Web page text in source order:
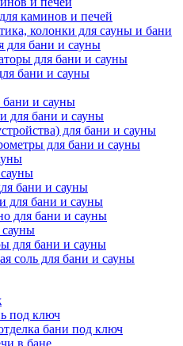
каминов и печей
колонки для сауны и бани
для бани и сауны
для бани и сауны
бани и сауны
и сауны
для бани и сауны
для бани и сауны
для бани и сауны
бани и сауны
для бани и сауны
для бани и сауны
для бани и сауны
соль для бани и сауны
под ключ
бани под ключ
в бане